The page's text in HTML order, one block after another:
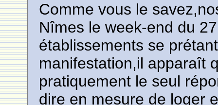
Comme vous le
Nîmes le week-end du
établissements se
manifestation,il apparaît
pratiquement le seul
dire en mesure de loger